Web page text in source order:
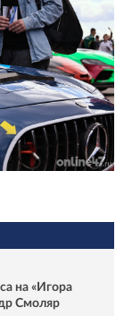
на «Игора
Смоляр